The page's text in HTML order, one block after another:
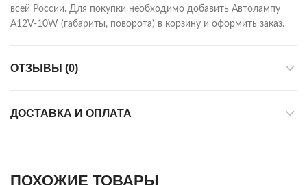
всей России. Для покупки необходимо добавить Автолампу
А12V-10W (габариты, поворота) в корзину и оформить заказ.
ОТЗЫВЫ (0)
ДОСТАВКА И ОПЛАТА
ПОХОЖИЕ ТОВАРЫ